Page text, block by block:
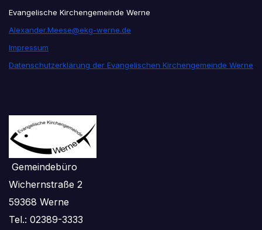
Evangelische Kirchengemeinde Werne
Alexander.Meese@ekg-werne.de
Impressum
Datenschutzerklärung der Evangelischen Kirchengemeinde Werne
Gemeindebüro
Wichernstraße 2
59368 Werne
Tel.: 02389-3333